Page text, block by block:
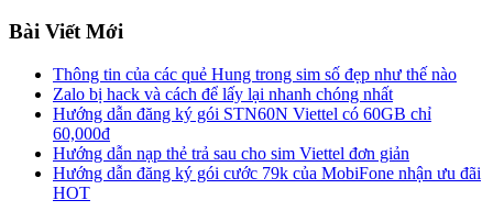
Bài Viết Mới
Thông tin của các quẻ Hung trong sim số đẹp như thế nào
Zalo bị hack và cách để lấy lại nhanh chóng nhất
Hướng dẫn đăng ký gói STN60N Viettel có 60GB chỉ
60,000đ
Hướng dẫn nạp thẻ trả sau cho sim Viettel đơn giản
Hướng dẫn đăng ký gói cước 79k của MobiFone nhận ưu đãi
HOT